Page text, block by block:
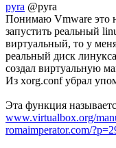
pyra @pyra
Понимаю Vmware это
запустить реальный
виртуальный, то у
реальный диск
создал виртуальную
Из xorg.conf убрал
Эта функция
www.virtualbox.org/
romaimperator.com/